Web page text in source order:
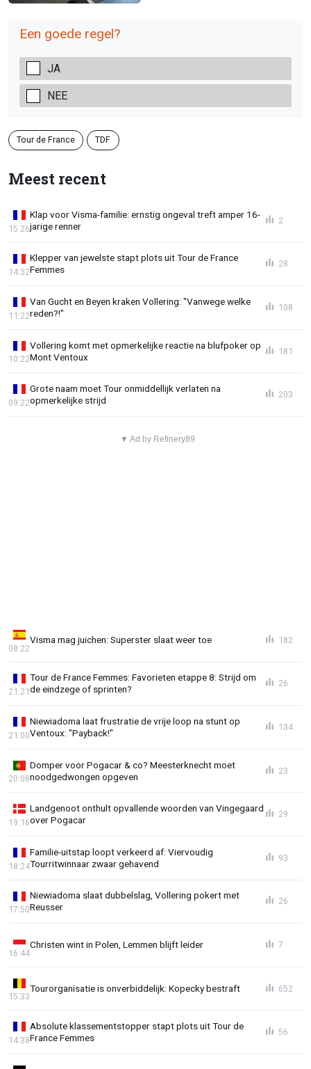
Een goede regel?
JA
NEE
Tour de France TDF
Meest recent
Klap voor Visma-familie: ernstig ongeval treft amper 16-
jarige renner
15:26
2
Klepper van jewelste stapt plots uit Tour de France
Femmes
14:32
28
Van Gucht en Beyen kraken Vollering: "Vanwege welke
reden?!"
11:22
108
Vollering komt met opmerkelijke reactie na blufpoker op
Mont Ventoux
10:22
181
Grote naam moet Tour onmiddellijk verlaten na
opmerkelijke strijd
09:22
203
▼ Ad by Refinery89
Visma mag juichen: Superster slaat weer toe
08:22
182
Tour de France Femmes: Favorieten etappe 8: Strijd om
de eindzege of sprinten?
21:21
26
Niewiadoma laat frustratie de vrije loop na stunt op
Ventoux: "Payback!"
21:00
134
Domper voor Pogacar & co? Meesterknecht moet
noodgedwongen opgeven
20:08
23
Landgenoot onthult opvallende woorden van Vingegaard
over Pogacar
19:16
29
Familie-uitstap loopt verkeerd af: Viervoudig
Tourritwinnaar zwaar gehavend
18:24
93
Niewiadoma slaat dubbelslag, Vollering pokert met
Reusser
17:50
26
Christen wint in Polen, Lemmen blijft leider
16:44
7
Tourorganisatie is onverbiddelijk: Kopecky bestraft
15:33
652
Absolute klassementstopper stapt plots uit Tour de
France Femmes
14:38
56